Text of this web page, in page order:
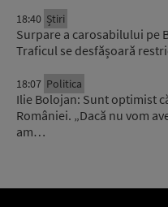
18:40 Știri
Surpare a carosabilului pe
Traficul se desfășoară
18:07 Politica
Ilie Bolojan: Sunt optimist
României. „Dacă nu vom
am…